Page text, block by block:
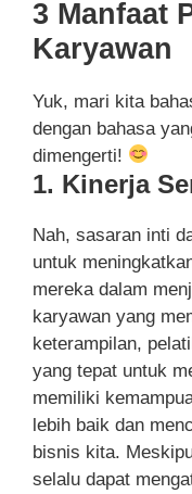
3 Manfaat
Karyawan
Yuk, mari kita
dengan bahasa
dimengerti!
1. Kinerja
Nah, sasaran inti
untuk
mereka dalam
karyawan yang
keterampilan,
yang tepat untuk
memiliki
lebih baik dan
bisnis kita.
selalu dapat